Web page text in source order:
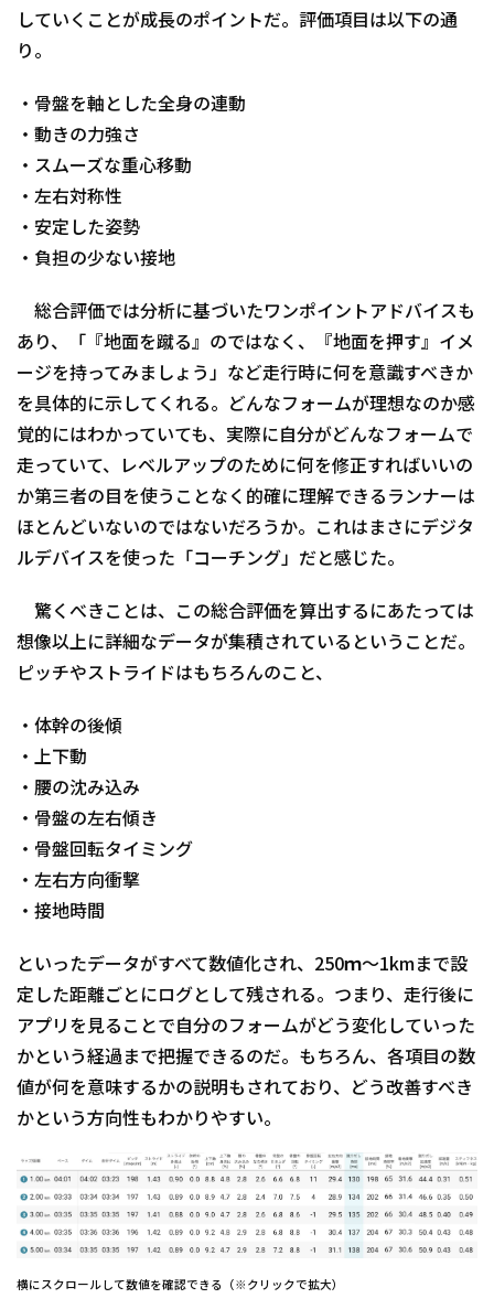
していくことが成長のポイントだ。評価項目は以下の通
り。
・骨盤を軸とした全身の連動
・動きの力強さ
・スムーズな重心移動
・左右対称性
・安定した姿勢
・負担の少ない接地
総合評価では分析に基づいたワンポイントアドバイスも
あり、「『地面を蹴る』のではなく、『地面を押す』イメ
ージを持ってみましょう」など走行時に何を意識すべきか
を具体的に示してくれる。どんなフォームが理想なのか感
覚的にはわかっていても、実際に自分がどんなフォームで
走っていて、レベルアップのために何を修正すればいいの
か第三者の目を使うことなく的確に理解できるランナーは
ほとんどいないのではないだろうか。これはまさにデジタ
ルデバイスを使った「コーチング」だと感じた。
驚くべきことは、この総合評価を算出するにあたっては
想像以上に詳細なデータが集積されているということだ。
ピッチやストライドはもちろんのこと、
・体幹の後傾
・上下動
・腰の沈み込み
・骨盤の左右傾き
・骨盤回転タイミング
・左右方向衝撃
・接地時間
といったデータがすべて数値化され、250ｍ～1kmまで設
定した距離ごとにログとして残される。つまり、走行後に
アプリを見ることで自分のフォームがどう変化していった
かという経過まで把握できるのだ。もちろん、各項目の数
値が何を意味するかの説明もされており、どう改善すべき
かという方向性もわかりやすい。
横にスクロールして数値を確認できる（※クリックで拡大）